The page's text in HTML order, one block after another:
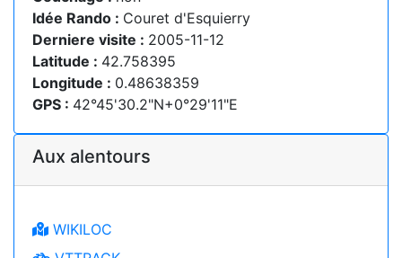
Idée Rando : Couret d'Esquierry
Derniere visite : 2005-11-12
Latitude : 42.758395
Longitude : 0.48638359
GPS : 42°45'30.2"N+0°29'11"E
Aux alentours
WIKILOC